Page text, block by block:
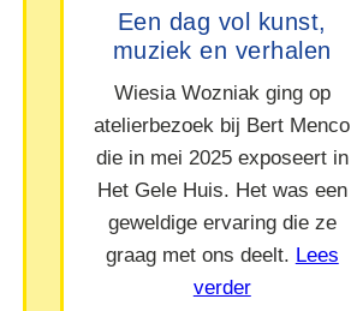
Een dag vol kunst,
muziek en verhalen
Wiesia Wozniak ging op
atelierbezoek bij Bert Menco
die in mei 2025 exposeert in
Het Gele Huis. Het was een
geweldige ervaring die ze
graag met ons deelt. Lees
verder